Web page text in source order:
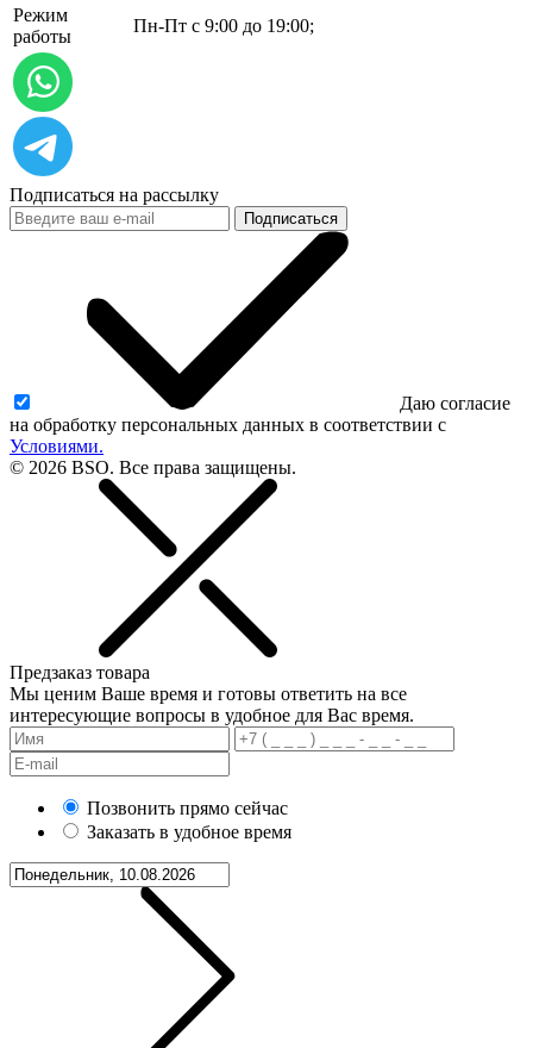
Режим
работы
Пн-Пт с 9:00 до 19:00;
Подписаться на рассылку
Подписаться
Даю согласие
на обработку персональных данных в соответствии с
Условиями.
© 2026 BSO. Все права защищены.
Предзаказ товара
Мы ценим Ваше время и готовы ответить на все
интересующие вопросы в удобное для Вас время.
Позвонить прямо сейчас
Заказать в удобное время